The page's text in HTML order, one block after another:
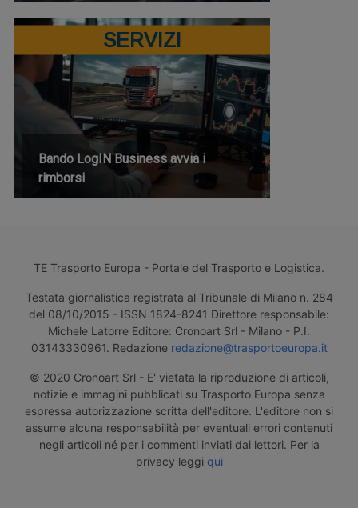
SERVIZI
Bando LogIN Business avvia i
rimborsi
TE Trasporto Europa - Portale del Trasporto e Logistica.
Testata giornalistica registrata al Tribunale di Milano n. 284
del 08/10/2015 - ISSN 1824-8241 Direttore responsabile:
Michele Latorre Editore: Cronoart Srl - Milano - P.I.
03143330961. Redazione redazione@trasportoeuropa.it
© 2020 Cronoart Srl - E' vietata la riproduzione di articoli,
notizie e immagini pubblicati su Trasporto Europa senza
espressa autorizzazione scritta dell'editore. L'editore non si
assume alcuna responsabilità per eventuali errori contenuti
negli articoli né per i commenti inviati dai lettori. Per la
privacy leggi qui